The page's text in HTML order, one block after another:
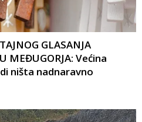
GLASANJA
MEĐUGORJA: Većina
ništa nadnaravno